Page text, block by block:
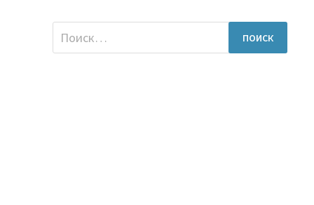
Найти: